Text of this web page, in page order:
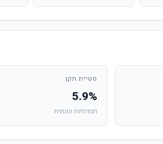
סטיית תקן
5.9%
תנודתיות שנתית